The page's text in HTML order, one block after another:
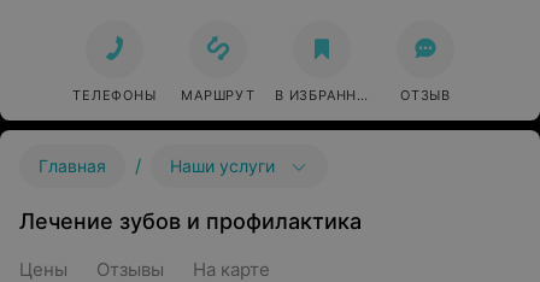
ТЕЛЕФОНЫ МАРШРУТ В ИЗБРАННОЕ ОТЗЫВ
Главная / Наши услуги
Лечение зубов и профилактика
Цены Отзывы На карте